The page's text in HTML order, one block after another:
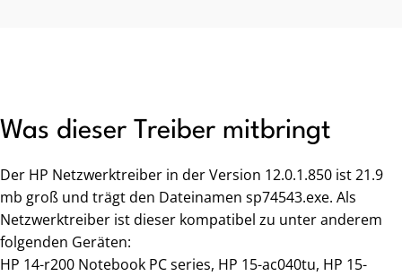
Was dieser Treiber mitbringt
Der HP Netzwerktreiber in der Version 12.0.1.850 ist 21.9
mb groß und trägt den Dateinamen sp74543.exe. Als
Netzwerktreiber ist dieser kompatibel zu unter anderem
folgenden Geräten:
HP 14-r200 Notebook PC series, HP 15-ac040tu, HP 15-